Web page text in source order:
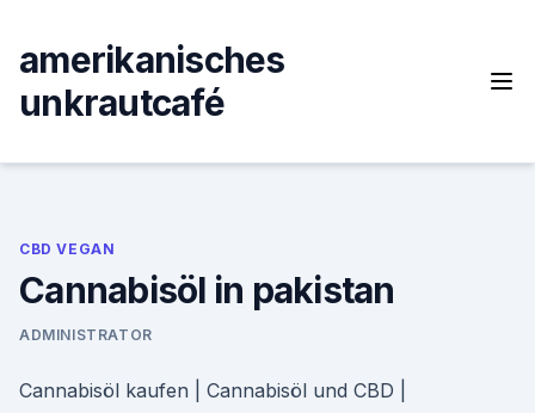
content
amerikanisches
unkrautcafé
CBD VEGAN
Cannabisöl in pakistan
ADMINISTRATOR
Cannabisöl kaufen | Cannabisöl und CBD |